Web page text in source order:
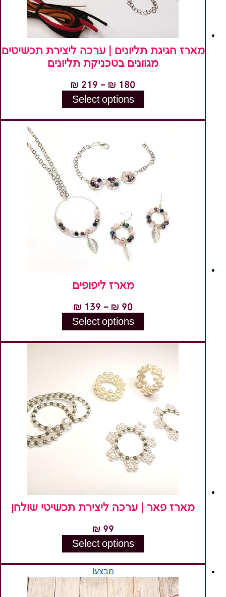
מארז חגיגת תליונים | ערכה ליצירת תכשיטים
מגוונים בטכניקת תליונים
₪ 180
–
₪ 219
Select options
מספר
לבחור
האפשרויות
בעמוד
המוצר
מארז ליפופים
₪ 90
–
₪ 139
מחירים:Select options
מספר
סוגים.
ניתן
לבחור
האפשרויות
מארז פאר | ערכה ליצירת תכשיטי שולחן
₪ 99
Select options
זה
יש
מספר
מבצע!